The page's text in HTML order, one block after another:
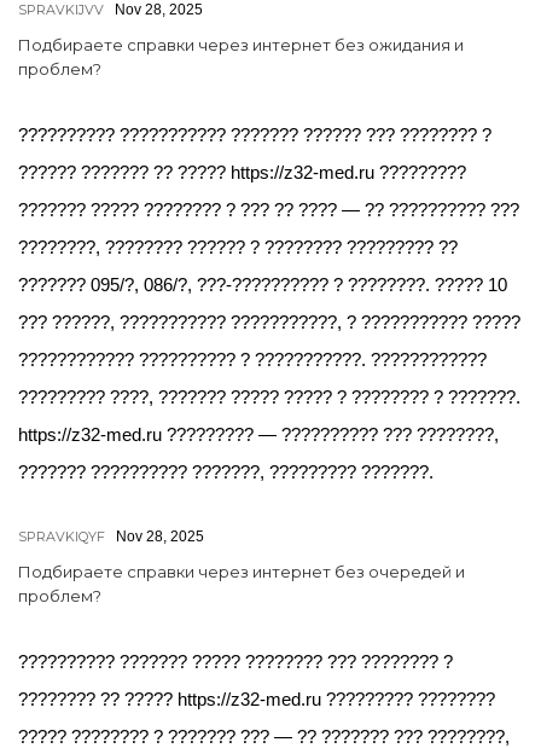
SPRAVKIJVV Nov 28, 2025
Подбираете справки через интернет без ожидания и
проблем?
?????????? ??????????? ??????? ?????? ??? ???????? ?
?????? ??????? ?? ????? https://z32-med.ru ?????????
??????? ????? ???????? ? ??? ?? ???? — ?? ?????????? ???
????????, ???????? ?????? ? ???????? ????????? ??
??????? 095/?, 086/?, ???-?????????? ? ????????. ????? 10
??? ??????, ??????????? ???????????, ? ??????????? ?????
???????????? ?????????? ? ???????????. ????????????
????????? ????, ??????? ????? ????? ? ???????? ? ???????.
https://z32-med.ru ????????? — ?????????? ??? ????????,
??????? ?????????? ???????, ????????? ???????.
SPRAVKIQYF Nov 28, 2025
Подбираете справки через интернет без очередей и
проблем?
?????????? ??????? ????? ???????? ??? ???????? ?
???????? ?? ????? https://z32-med.ru ????????? ????????
????? ???????? ? ??????? ??? — ?? ??????? ??? ????????,